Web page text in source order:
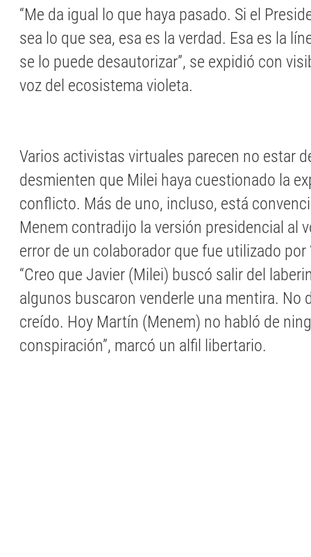
“Me da igual lo que haya pasado. Si el
sea lo que sea, esa es la verdad. Esa es la
se lo puede desautorizar”, se expidió con
voz del ecosistema violeta.
Varios activistas virtuales parecen no estar
desmienten que Milei haya cuestionado la
conflicto. Más de uno, incluso, está
Menem contradijo la versión presidencial al
error de un colaborador que fue utilizado por
“Creo que Javier (Milei) buscó salir del
algunos buscaron venderle una mentira. No
creído. Hoy Martín (Menem) no habló de
conspiración”, marcó un alfil libertario.